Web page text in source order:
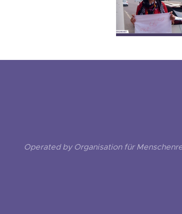
Operated by Organisation für